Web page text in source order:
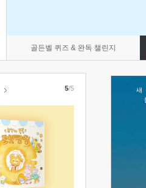
골든벨 퀴즈 & 완독 챌린지
5/5